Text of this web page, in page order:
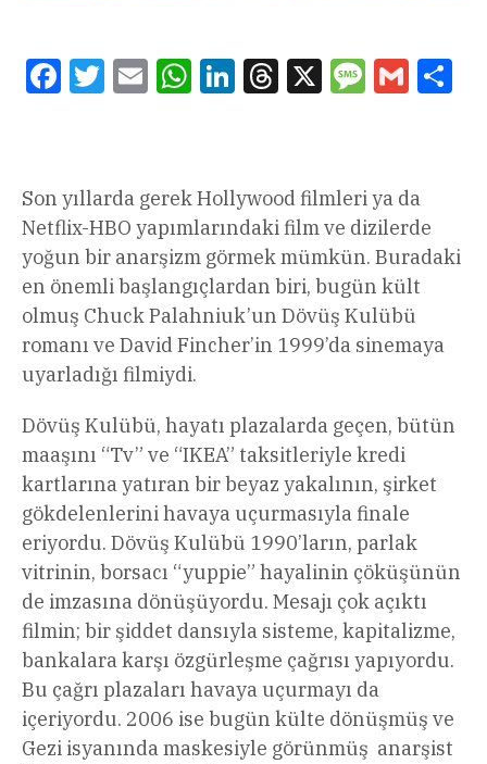
FacebookTwitterEmail WhatsAppLinkedInThreads
X Message
Gmail
Son yıllarda gerek Hollywood filmleri ya da
Netflix-HBO yapımlarındaki film ve dizilerde
yoğun bir anarşizm görmek mümkün. Buradaki
en önemli başlangıçlardan biri, bugün kült
olmuş Chuck Palahniuk’un Dövüş Kulübü
romanı ve David Fincher’in 1999’da sinemaya
uyarladığı filmiydi.
Dövüş Kulübü, hayatı plazalarda geçen, bütün
maaşını “Tv” ve “IKEA” taksitleriyle kredi
kartlarına yatıran bir beyaz yakalının, şirket
gökdelenlerini havaya uçurmasıyla finale
eriyordu. Dövüş Kulübü 1990’ların, parlak
vitrinin, borsacı “yuppie” hayalinin çöküşünün
de imzasına dönüşüyordu. Mesajı çok açıktı
filmin; bir şiddet dansıyla sisteme, kapitalizme,
bankalara karşı özgürleşme çağrısı yapıyordu.
Bu çağrı plazaları havaya uçurmayı da
içeriyordu. 2006 ise bugün külte dönüşmüş ve
Gezi isyanında maskesiyle görünmüş anarşist